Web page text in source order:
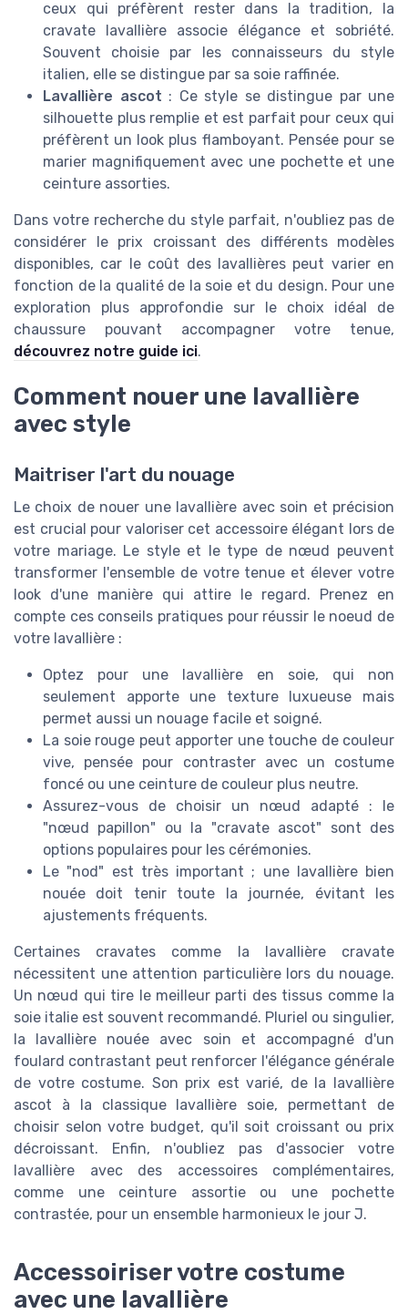
ceux qui préfèrent rester dans la tradition, la
cravate lavallière associe élégance et sobriété.
Souvent choisie par les connaisseurs du style
italien, elle se distingue par sa soie raffinée.
Lavallière ascot : Ce style se distingue par une
silhouette plus remplie et est parfait pour ceux qui
préfèrent un look plus flamboyant. Pensée pour se
marier magnifiquement avec une pochette et une
ceinture assorties.
Dans votre recherche du style parfait, n'oubliez pas de
considérer le prix croissant des différents modèles
disponibles, car le coût des lavallières peut varier en
fonction de la qualité de la soie et du design. Pour une
exploration plus approfondie sur le choix idéal de
chaussure pouvant accompagner votre tenue,
découvrez notre guide ici.
Comment nouer une lavallière
avec style
Maitriser l'art du nouage
Le choix de nouer une lavallière avec soin et précision
est crucial pour valoriser cet accessoire élégant lors de
votre mariage. Le style et le type de nœud peuvent
transformer l'ensemble de votre tenue et élever votre
look d'une manière qui attire le regard. Prenez en
compte ces conseils pratiques pour réussir le noeud de
votre lavallière :
Optez pour une lavallière en soie, qui non
seulement apporte une texture luxueuse mais
permet aussi un nouage facile et soigné.
La soie rouge peut apporter une touche de couleur
vive, pensée pour contraster avec un costume
foncé ou une ceinture de couleur plus neutre.
Assurez-vous de choisir un nœud adapté : le
"nœud papillon" ou la "cravate ascot" sont des
options populaires pour les cérémonies.
Le "nod" est très important ; une lavallière bien
nouée doit tenir toute la journée, évitant les
ajustements fréquents.
Certaines cravates comme la lavallière cravate
nécessitent une attention particulière lors du nouage.
Un nœud qui tire le meilleur parti des tissus comme la
soie italie est souvent recommandé. Pluriel ou singulier,
la lavallière nouée avec soin et accompagné d'un
foulard contrastant peut renforcer l'élégance générale
de votre costume. Son prix est varié, de la lavallière
ascot à la classique lavallière soie, permettant de
choisir selon votre budget, qu'il soit croissant ou prix
décroissant. Enfin, n'oubliez pas d'associer votre
lavallière avec des accessoires complémentaires,
comme une ceinture assortie ou une pochette
contrastée, pour un ensemble harmonieux le jour J.
Accessoiriser votre costume
avec une lavallière